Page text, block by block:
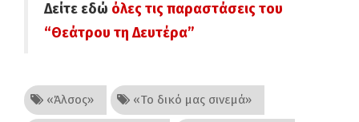
Δείτε εδώ όλες τις παραστάσεις του
“Θεάτρου τη Δευτέρα”
«Άλσος» «Το δικό μας σινεμά»